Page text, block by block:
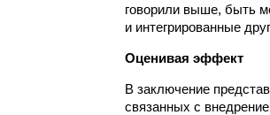
говорили выше, быть
и интегрированные
Оценивая эффект
В заключение
связанных с